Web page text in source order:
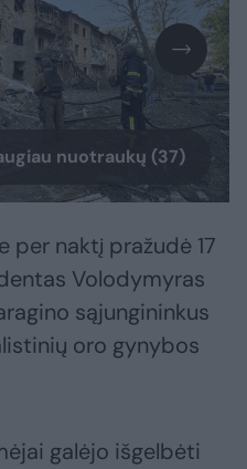
nuotraukų (37)
per naktį pražudė 17
Volodymyras
sąjungininkus
oro gynybos
galėjo išgelbėti